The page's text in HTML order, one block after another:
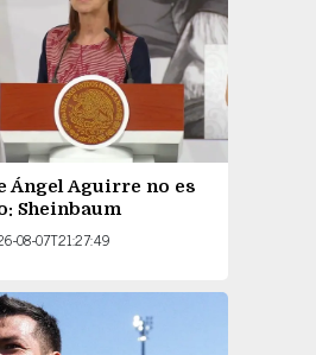
Ángel Aguirre no es
Sheinbaum
08-07T21:27:49